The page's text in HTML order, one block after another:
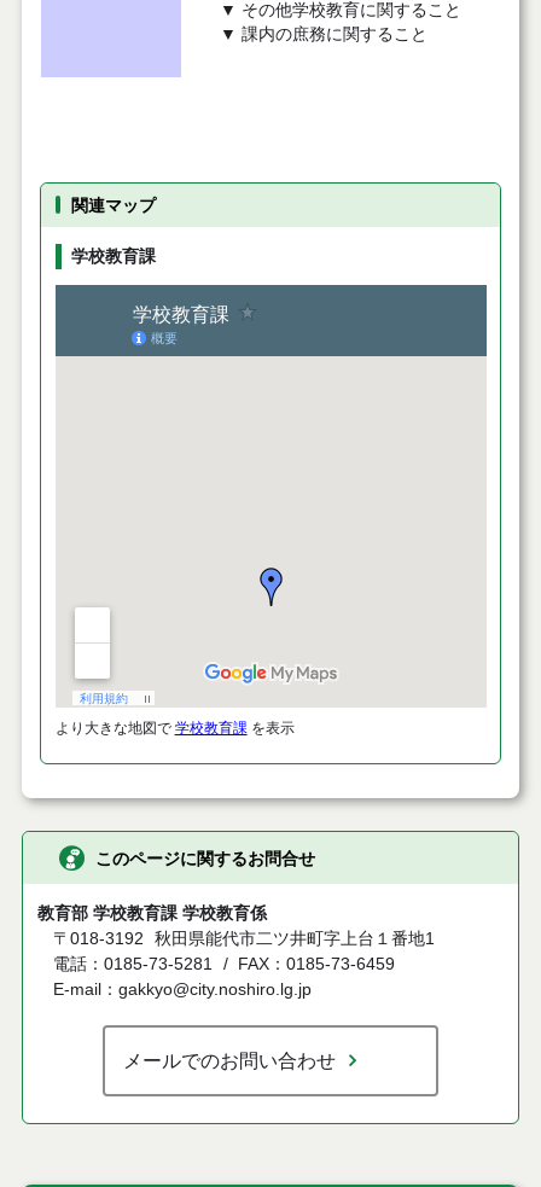
▼ その他学校教育に関すること
▼ 課内の庶務に関すること
関連マップ
学校教育課
より大きな地図で 学校教育課を表示
このページに関するお問合せ
教育部 学校教育課 学校教育係
〒018-3192
秋田県能代市二ツ井町字上台１番地1
電話：0185-73-5281
FAX：0185-73-6459
E-mail：gakkyo@city.noshiro.lg.jp
メールでのお問い合わせ